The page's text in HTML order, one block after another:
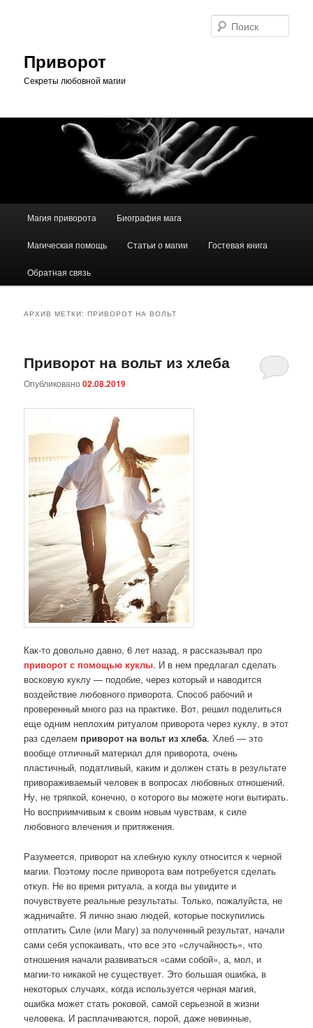
Приворот
Секреты любовной магии
Магия приворота Биография мага
Магическая помощь Статьи о магии Гостевая книга
Обратная связь
АРХИВ МЕТКИ:ПРИВОРОТ НА ВОЛЬТ
Приворот на вольт из хлеба
Опубликовано02.08.2019
Как-то довольно давно, 6 лет назад, я рассказывал про
приворот с помощью куклы. И в нем предлагал сделать
восковую куклу — подобие, через который и наводится
воздействие любовного приворота. Способ рабочий и
проверенный много раз на практике. Вот, решил поделиться
еще одним неплохим ритуалом приворота через куклу, в этот
раз сделаем приворот на вольт из хлеба. Хлеб — это
вообще отличный материал для приворота, очень
пластичный, податливый, каким и должен стать в результате
привораживаемый человек в вопросах любовных отношений.
Ну, не тряпкой, конечно, о которого вы можете ноги вытирать.
Но восприимчивым к своим новым чувствам, к силе
любовного влечения и притяжения.
Разумеется, приворот на хлебную куклу относится к черной
магии. Поэтому после приворота вам потребуется сделать
откуп. Не во время ритуала, а когда вы увидите и
почувствуете реальные результаты. Только, пожалуйста, не
жадничайте. Я лично знаю людей, которые поскупились
отплатить Силе (или Магу) за полученный результат, начали
сами себя успокаивать, что все это «случайность», что
отношения начали развиваться «сами собой», а, мол, и
магии-то никакой не существует. Это большая ошибка, в
некоторых случаях, когда используется черная магия,
ошибка может стать роковой, самой серьезной в жизни
человека. И расплачиваются, порой, даже невинные,